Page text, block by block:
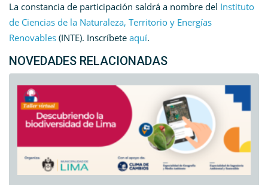
La constancia de participación saldrá a nombre del Instituto
de Ciencias de la Naturaleza, Territorio y Energías
Renovables (INTE). Inscríbete aquí.
NOVEDADES RELACIONADAS